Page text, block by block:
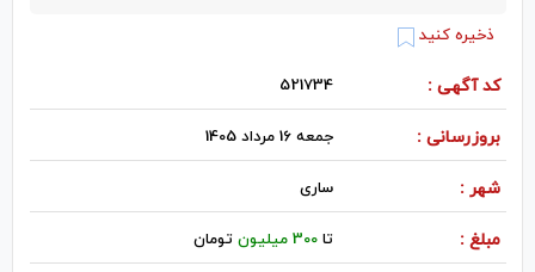
ذخیره کنید
کد آگهی : 521734
بروزرسانی : جمعه 16 مرداد 1405
شهر : ساری
مبلغ : تا300 میلیون تومان